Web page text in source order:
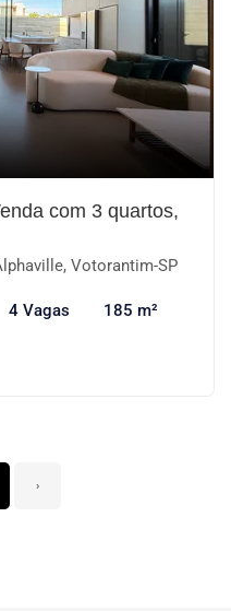
com 3 quartos,
Votorantim-SP
4 Vagas 185 m²
›